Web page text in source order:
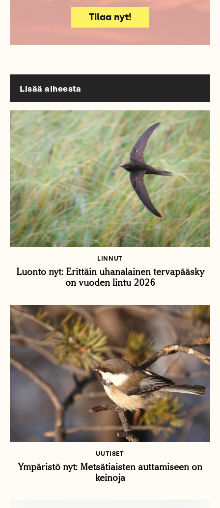
Tilaa nyt!
Lisää aiheesta
LINNUT
Luonto nyt: Erittäin uhanalainen tervapääsky
on vuoden lintu 2026
UUTISET
Ympäristö nyt: Metsätiaisten auttamiseen on
keinoja